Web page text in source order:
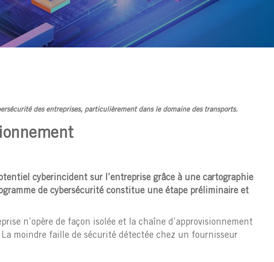
des entreprises, particulièrement dans le domaine des transports.
cyberincident sur l’entreprise grâce à une cartographie
de cybersécurité constitue une étape préliminaire et
n’opère de façon isolée et la chaîne d’approvisionnement
moindre faille de sécurité détectée chez un fournisseur